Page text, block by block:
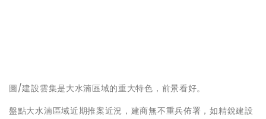
圖/建設雲集是大水湳區域的重大特色，前景看好。
盤點大水湳區域近期推案近況，建商無不重兵佈署，如精銳建設